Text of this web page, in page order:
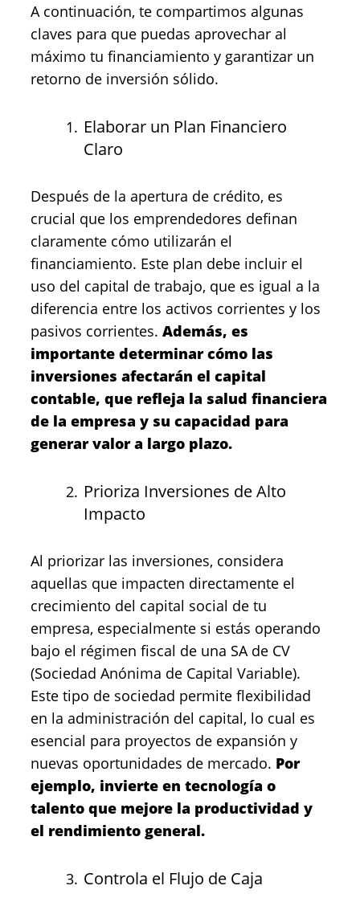
A continuación, te compartimos algunas
claves para que puedas aprovechar al
máximo tu financiamiento y garantizar un
retorno de inversión sólido.
Elaborar un Plan Financiero
Claro
Después de la apertura de crédito, es
crucial que los emprendedores definan
claramente cómo utilizarán el
financiamiento. Este plan debe incluir el
uso del capital de trabajo, que es igual a la
diferencia entre los activos corrientes y los
pasivos corrientes. Además, es
importante determinar cómo las
inversiones afectarán el capital
contable, que refleja la salud financiera
de la empresa y su capacidad para
generar valor a largo plazo.
Prioriza Inversiones de Alto
Impacto
Al priorizar las inversiones, considera
aquellas que impacten directamente el
crecimiento del capital social de tu
empresa, especialmente si estás operando
bajo el régimen fiscal de una SA de CV
(Sociedad Anónima de Capital Variable).
Este tipo de sociedad permite flexibilidad
en la administración del capital, lo cual es
esencial para proyectos de expansión y
nuevas oportunidades de mercado. Por
ejemplo, invierte en tecnología o
talento que mejore la productividad y
el rendimiento general.
Controla el Flujo de Caja